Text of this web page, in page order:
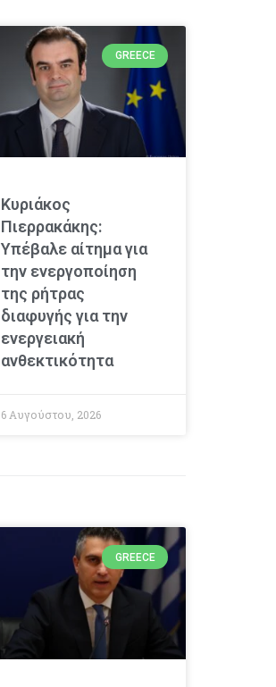
GREECE
Κυριάκος
Πιερρακάκης:
Υπέβαλε αίτημα για
την ενεργοποίηση
της ρήτρας
διαφυγής για την
ενεργειακή
ανθεκτικότητα
6 Αυγούστου, 2026
GREECE